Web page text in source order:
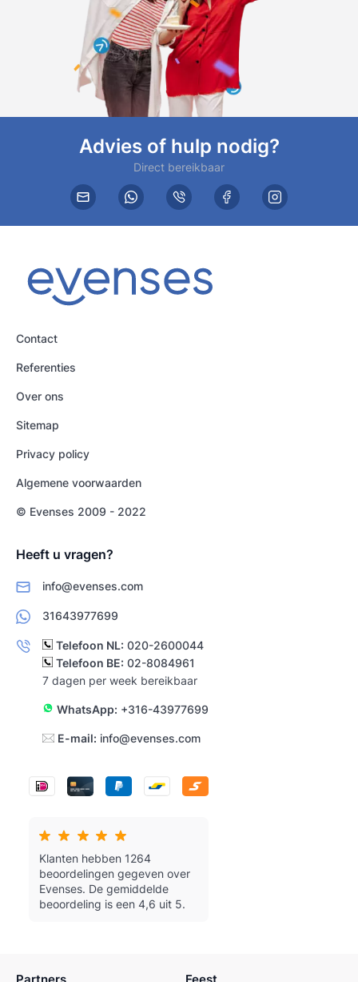
Advies of hulp nodig?
Direct bereikbaar
Contact
Referenties
Over ons
Sitemap
Privacy policy
Algemene voorwaarden
© Evenses 2009 - 2022
Heeft u vragen?
info@evenses.com
31643977699
Telefoon NL: 020-2600044
Telefoon BE: 02-8084961
7 dagen per week bereikbaar
WhatsApp: +316-43977699
E-mail: info@evenses.com
Klanten hebben 1264
beoordelingen gegeven over
Evenses. De gemiddelde
beoordeling is een 4,6 uit 5.